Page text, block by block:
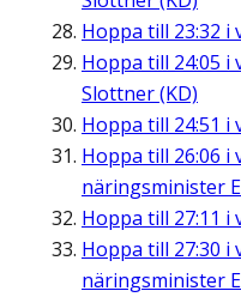
Hoppa till 23:32 i
Hoppa till 24:05 i
Slottner (KD)
Hoppa till 24:51 i
Hoppa till 26:06 i
näringsminister
Hoppa till 27:11 i
Hoppa till 27:30 i
näringsminister